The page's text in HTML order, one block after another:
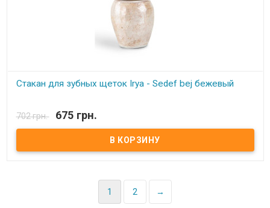
Стакан для зубных щеток Irya - Sedef bej бежевый
Стакан для зубных щеток Irya - Sedef bej бежевый Размер: 11х8 см
Состав: полирезин (устойчив к падению) Упаковка: картонная
коробка с пенопластом. Производитель: Irya, Турция
702 грн. 675 грн.
1 2 →